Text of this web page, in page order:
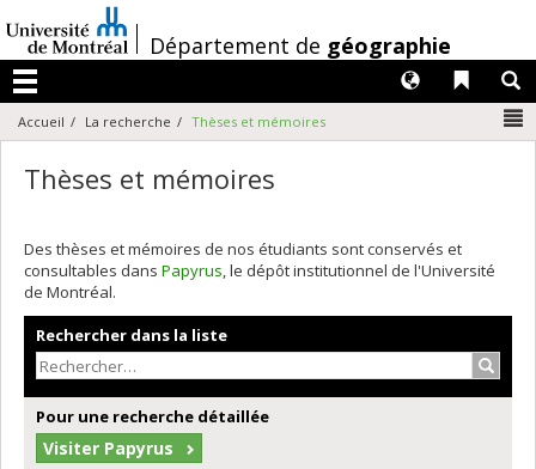
au
contenu
/Département de géographie
Menu
Liens
Langues
Accueil La recherche Thèses et mémoires
Thèses et mémoires
Des thèses et mémoires de nos étudiants sont conservés et
consultables dans Papyrus, le dépôt institutionnel de l'Université
de Montréal.
Rechercher dans la liste
Pour une recherche détaillée
Visiter Papyrus